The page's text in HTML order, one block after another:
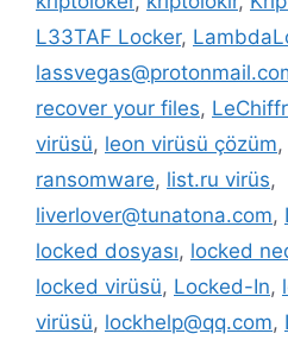
L33TAF Locker,
recover your files,
virüsü, leon virüsü çözüm,
ransomware, list.ru virüs,
liverlover@tunatona.com,
locked dosyası, locked
locked virüsü, Locked-In,
virüsü, lockhelp@qq.com,